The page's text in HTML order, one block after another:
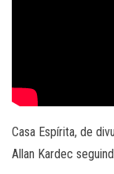
Casa Espírita, de
Allan Kardec